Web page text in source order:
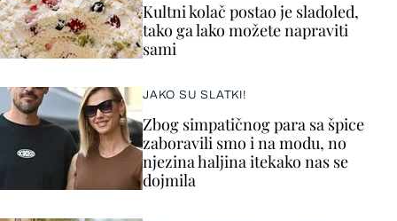
Kultni kolač postao je sladoled,
tako ga lako možete napraviti
sami
JAKO SU SLATKI!
Zbog simpatičnog para sa špice
zaboravili smo i na modu, no
njezina haljina itekako nas se
dojmila